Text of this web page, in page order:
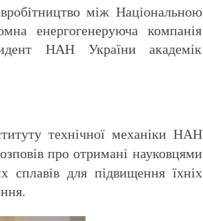
між Національною
енергогенеруюча компанія
НАН України академік
технічної механіки НАН
про отримані науковцями
сплавів для підвищення їхніх